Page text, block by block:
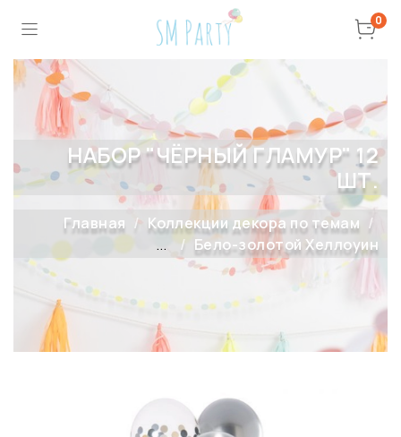
0
НАБОР "ЧЁРНЫЙ ГЛАМУР" 12
ШТ.
Главная
Коллекции декора по темам
...
Бело-золотой Хеллоуин